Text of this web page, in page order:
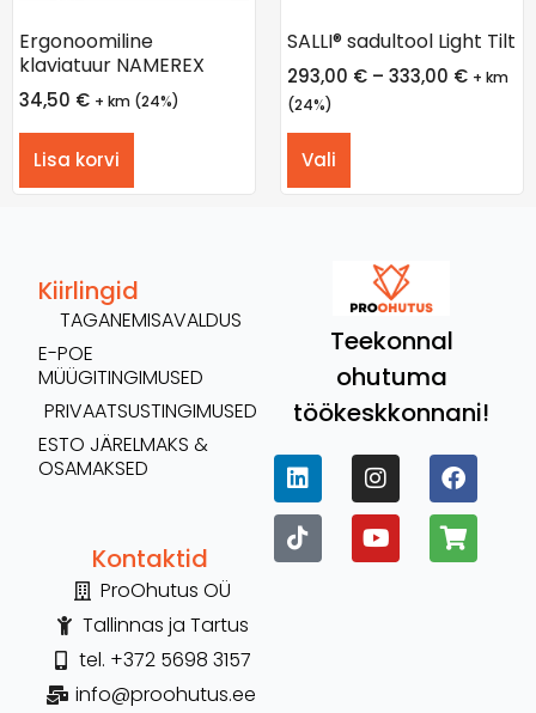
Ergonoomiline
klaviatuur NAMEREX
34,50 € + km (24%)
Lisa korvi
SALLI® sadultool Light Tilt
293,00 € – 333,00 € + km
(24%)
Vali
Teekonnal
ohutuma
töökeskkonnani!
Kontaktid
ProOhutus OÜ
Tallinnas ja Tartus
tel. +372 5698 3157
info@proohutus.ee
Kiirlingid
TAGANEMISAVALDUS
E-POE
MÜÜGITINGIMUSED
PRIVAATSUSTINGIMUSED
ESTO JÄRELMAKS &
OSAMAKSED